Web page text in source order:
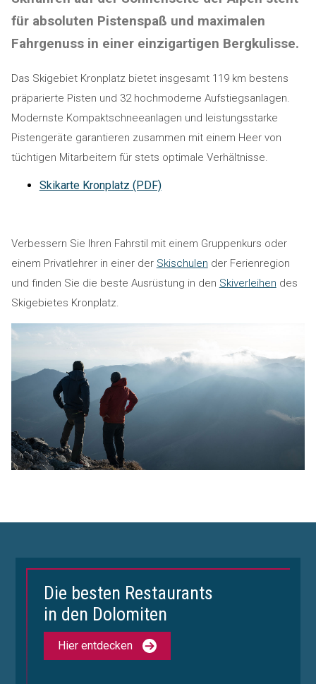
für absoluten Pistenspaß und maximalen
Fahrgenuss in einer einzigartigen Bergkulisse.
Das Skigebiet Kronplatz bietet insgesamt 119 km bestens
präparierte Pisten und 32 hochmoderne Aufstiegsanlagen.
Modernste Kompaktschneeanlagen und leistungsstarke
Pistengeräte garantieren zusammen mit einem Heer von
tüchtigen Mitarbeitern für stets optimale Verhältnisse.
Skikarte Kronplatz (PDF)
Verbessern Sie Ihren Fahrstil mit einem Gruppenkurs oder
einem Privatlehrer in einer der Skischulen der Ferienregion
und finden Sie die beste Ausrüstung in den Skiverleihen des
Skigebietes Kronplatz.
Die besten Restaurants
in den Dolomiten
Hier entdecken